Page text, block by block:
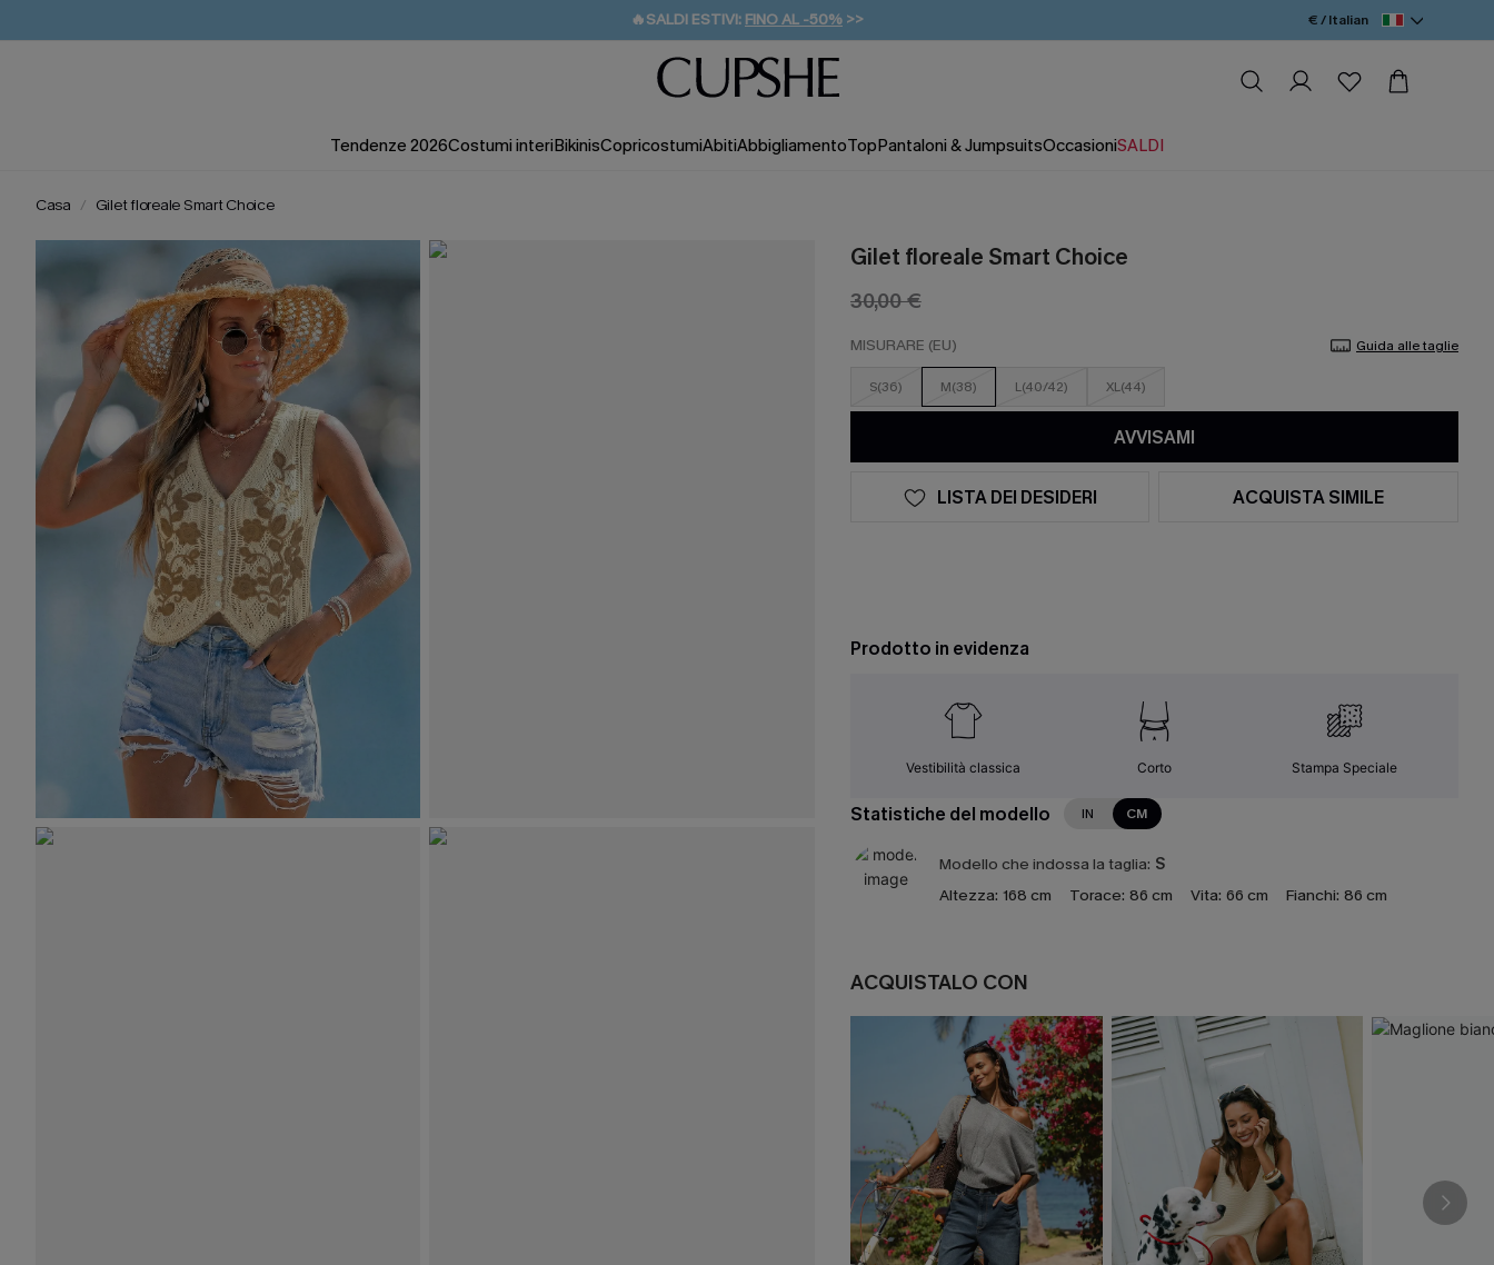
🔥SALDI ESTIVI: FINO AL -50% >>
🚚SPEDIZIONE GRATUITA DA 49€
💌REGALO PER I NUOVI: 20% DI SCONTO*
€ / Italian
Tendenze 2026Costumi interiBikinisCopricostumiAbitiAbbigliamentoTopPantaloni & JumpsuitsOccasioniSALDI
Casa Gilet floreale Smart Choice
Gilet floreale Smart Choice
30,00 €
MISURARE (EU) Guida alle taglie
S(36) M(38) L(40/42) XL(44)
AVVISAMI
LISTA DEI DESIDERI ACQUISTA SIMILE
Prodotto in evidenza
Vestibilità classica Corto Stampa Speciale
Statistiche del modello IN CM
Modello che indossa la taglia: S
Altezza: 168 cm Torace: 86 cm Vita: 66 cm Fianchi: 86 cm
ACQUISTALO CON